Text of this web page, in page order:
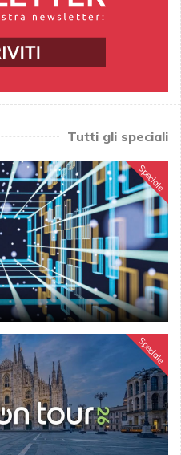
Tutti gli speciali
Speciale
Speciale